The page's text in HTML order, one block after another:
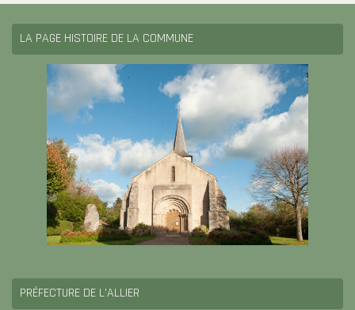
LA PAGE HISTOIRE DE LA COMMUNE
PRÉFECTURE DE L’ALLIER